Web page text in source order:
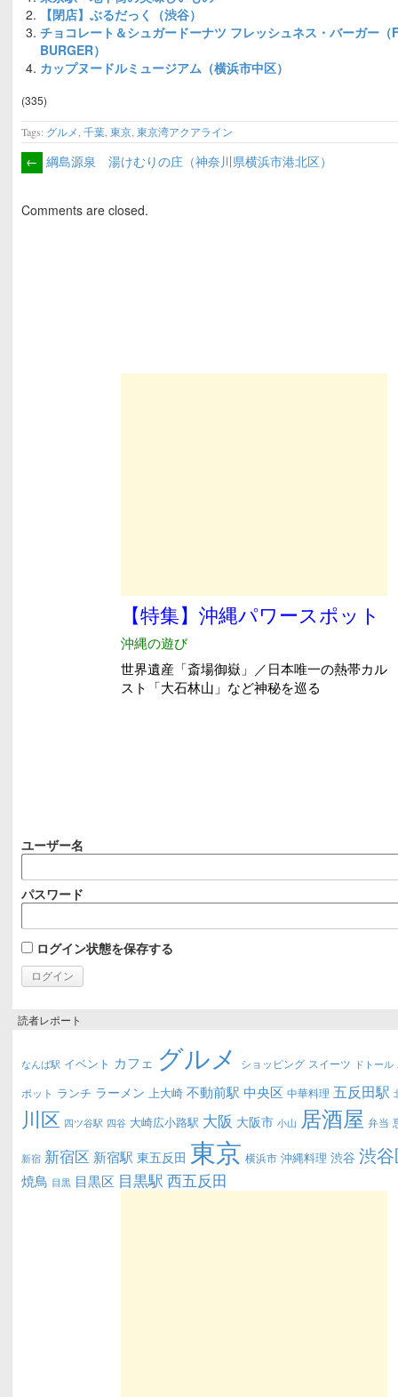
【閉店】ぶるだっく（渋谷）
チョコレート＆シュガードーナツ フレッシュネス・バーガー（
BURGER）
カップヌードルミュージアム（横浜市中区）
(335)
Tags: グルメ,千葉,東京,東京湾アクアライン
← 綱島源泉 湯けむりの庄（神奈川県横浜市港北区）
Comments are closed.
ユーザー名
パスワード
ログイン状態を保存する
読者レポート
なんば駅 イベント カフェ グルメ ショッピング スイーツ ドトール
ポット ランチ ラーメン 上大崎 不動前駅 中央区 中華料理 五反田駅
川区 四ツ谷駅 四谷 大崎広小路駅 大阪 大阪市 小山 居酒屋 弁当
新宿 新宿区 新宿駅 東五反田 東京 横浜市 沖縄料理 渋谷 渋
焼鳥 目黒 目黒区 目黒駅 西五反田